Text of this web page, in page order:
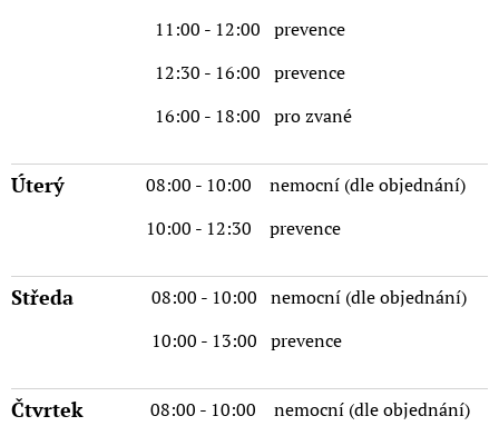
11:00 - 12:00 prevence
12:30 - 16:00 prevence
16:00 - 18:00 pro zvané
Úterý
08:00 - 10:00 nemocní (dle objednání)
10:00 - 12:30 prevence
Středa
08:00 - 10:00 nemocní (dle objednání)
10:00 - 13:00 prevence
Čtvrtek
08:00 - 10:00 nemocní (dle objednání)